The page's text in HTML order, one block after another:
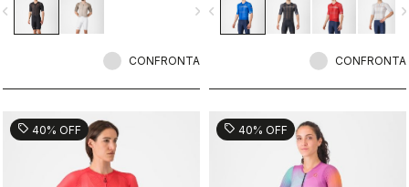
navigate_next
CONFRONTA
navigate_before
CONFRONTA
sell 40% OFF sell 40% OFF